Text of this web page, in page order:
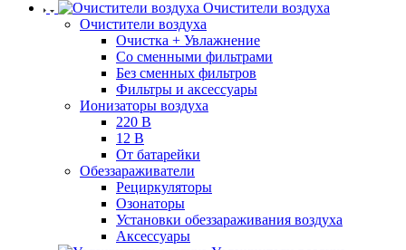
Очистители воздуха
Очистители воздуха
Очистка + Увлажнение
Cо сменными фильтрами
Без сменных фильтров
Фильтры и аксессуары
Ионизаторы воздуха
220 В
12 В
От батарейки
Обеззараживатели
Рециркуляторы
Озонаторы
Установки обеззараживания воздуха
Аксессуары